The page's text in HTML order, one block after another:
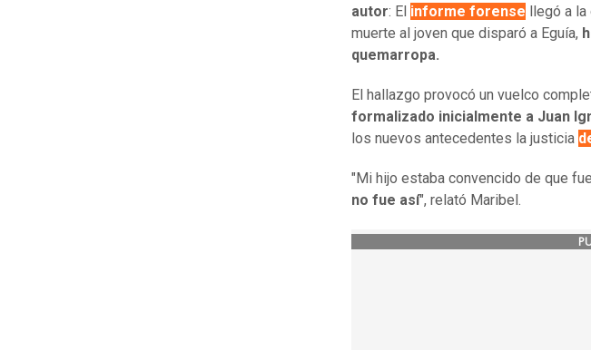
autor: El informe forense llegó a
muerte al joven que disparó a Eguía,
quemarropa.
El hallazgo provocó un vuelco
formalizado inicialmente a Juan
los nuevos antecedentes la justicia
"Mi hijo estaba convencido de que
no fue así", relató Maribel.